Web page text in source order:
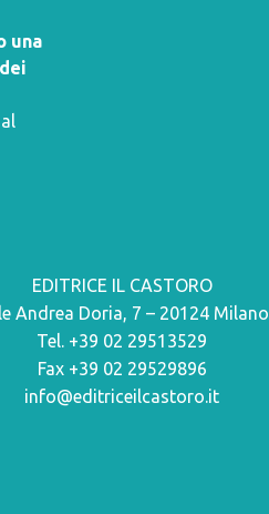
una
EDITRICE IL CASTORO
Andrea Doria, 7 – 20124 Milano
Tel. +39 02 29513529
Fax +39 02 29529896
info@editriceilcastoro.it